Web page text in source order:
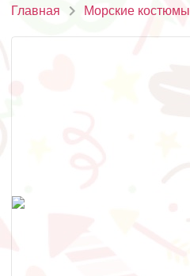
Главная Морские костюмы